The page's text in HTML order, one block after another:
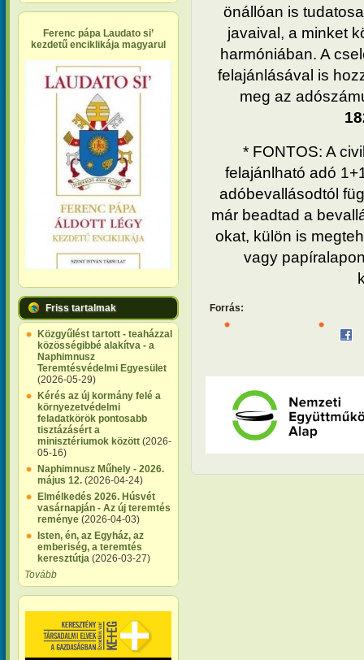
Ferenc pápa Laudato si’
kezdetű enciklikája magyarul
Friss tartalmak
Közgyűlést tartott - teaházzal
közösségibbé alakítva - a
Naphimnusz
Teremtésvédelmi Egyesület
(2026-05-29)
Kérés az új kormány felé a
környezetvédelmi
feladatkörök pontosabb
tisztázásért a
minisztériumok között (2026-
05-16)
Naphimnusz Műhely - 2026.
május 12. (2026-04-24)
Elmélkedés 2026. Húsvét
vasárnapján - Az új teremtés
reménye (2026-04-03)
Isten, én, az Egyház, az
emberiség, a teremtés
keresztútja (2026-03-27)
Tovább
önállóan is
javaival, a minket
harmóniában. A
felajánlásával is
* FONTOS: A
felajánlható adó
adóbevallásodtól
már beadtad a
okat, külön is
vagy
Forrás: